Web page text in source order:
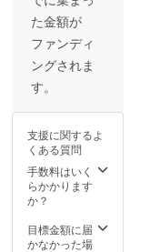
として
定価
30,000
円（税
抜）の
させて
す。 リ
ターン
価格
は、税
込、送
の価格
です。
た金額が
ファンディ
ングされま
す。
支援に関するよ
くある質問
手数料はいく
らかかります
か？
目標金額に届
かなかった場